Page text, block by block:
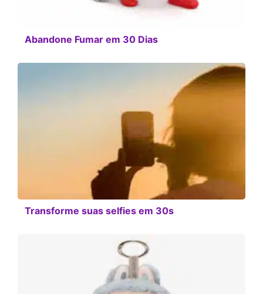
Abandone Fumar em 30 Dias
Transforme suas selfies em 30s